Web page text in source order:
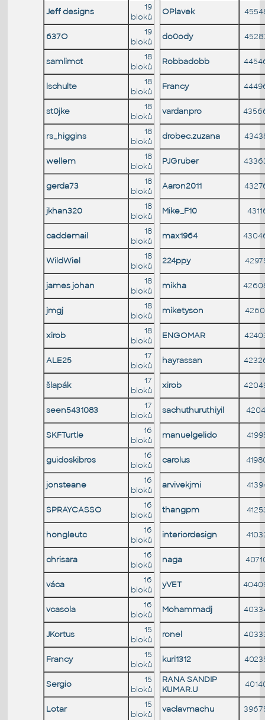
Jeff designs
19
bloků
OPlavek
637O
19
bloků
do0ody
samlimct
18
bloků
Robbadobb
lschulte
18
bloků
Francy
st0jke
18
bloků
vardanpro
rs_higgins
18
bloků
drobec.zuzana
wellem
18
bloků
PJGruber
gerda73
18
bloků
Aaron2011
jkhan320
18
bloků
Mike_F10
caddemail
18
bloků
max1964
WildWiel
18
bloků
224ppy
james johan
18
bloků
mikha
jmgj
18
bloků
miketyson
xirob
18
bloků
ENGOMAR
ALE25
17
bloků
hayrassan
šlapák
17
bloků
xirob
seen5431083
17
bloků
sachuthuruthiyil
SKFTurtle
16
bloků
manuelgelido
guidoskibros
16
bloků
carolus
jonsteane
16
bloků
arvivekjmi
SPRAYCASSO
16
bloků
thangpm
hongleutc
16
bloků
interiordesign
chrisara
16
bloků
naga
váca
16
bloků
yVET
vcasola
16
bloků
Mohammadj
JKortus
15
bloků
ronel
Francy
15
bloků
kuri1312
Sergio
15
bloků
RANA SANDIP
KUMAR.U
Lotar
15
bloků
vaclavmachu